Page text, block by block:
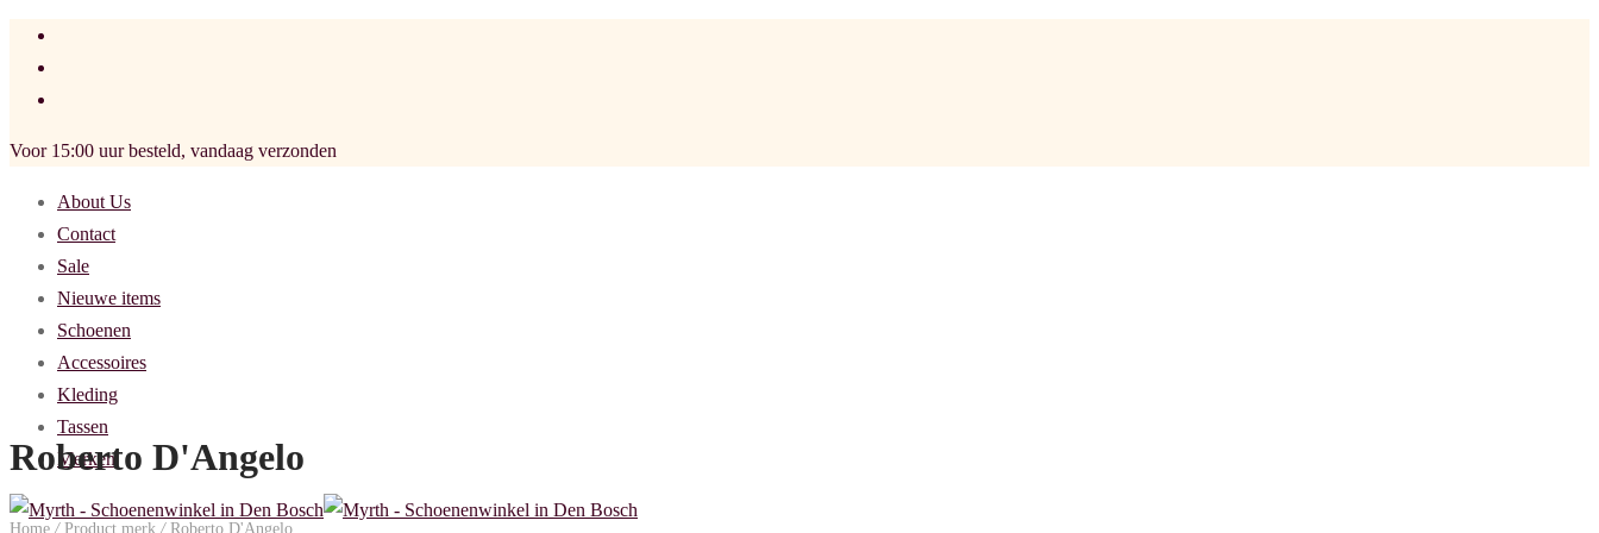
Voor 15:00 uur besteld, vandaag verzonden
About Us
Contact
Sale
Nieuwe items
Schoenen
Accessoires
Kleding
Tassen
Merken
Roberto D'Angelo
Home /Product merk /Roberto D'Angelo